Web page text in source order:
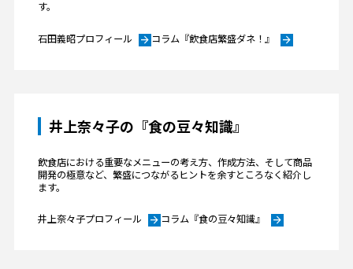
す。
石田義昭プロフィール arrow_forwardコラム『飲食店繁盛ダネ！』 arrow_forward
井上奈々子の『食の豆々知識』
飲食店における重要なメニューの考え方、作成方法、そして商品
開発の極意など、繁盛につながるヒントを余すところなく紹介し
ます。
井上奈々子プロフィール arrow_forwardコラム『食の豆々知識』 arrow_forward